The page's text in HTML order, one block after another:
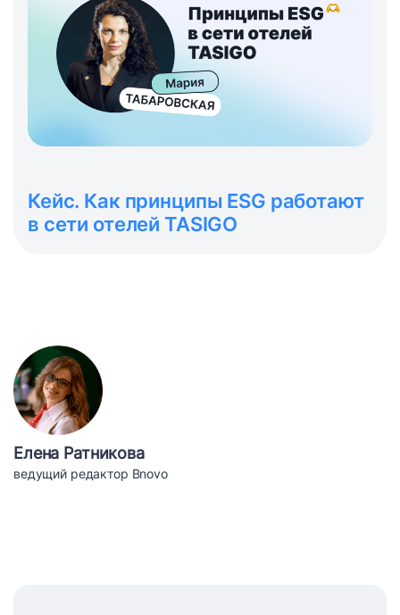
Кейс. Как принципы ESG работают
в сети отелей TASIGO
Елена Ратникова
ведущий редактор Bnovo